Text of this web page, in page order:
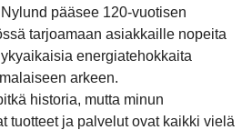
pääsee 120-vuotisen
tarjoamaan asiakkaille nopeita
energiatehokkaita
arkeen.
historia, mutta minun
tuotteet ja palvelut ovat kaikki vielä